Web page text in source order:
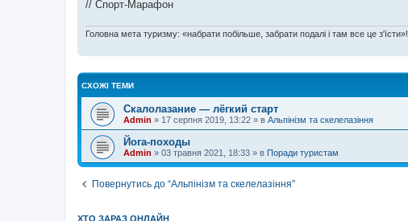
// Спорт-Марафон
Головна мета туризму: «набрати побільше, забрати подалі і там все це з'їсти»!
СХОЖІ ТЕМИ
Скалолазание — лёгкий старт
Admin » 17 серпня 2019, 13:22 » в Альпінізм та скелелазіння
Йога-походы
Admin » 03 травня 2021, 18:33 » в Поради туристам
Повернутись до “Альпінізм та скелелазіння”
ХТО ЗАРАЗ ОНЛАЙН